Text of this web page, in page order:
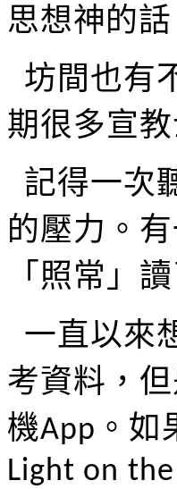
思想神的話
坊間也有
期很多宣
記得一次
的壓力。
「照常」
一直以來
考資料，
機App 。
Light on